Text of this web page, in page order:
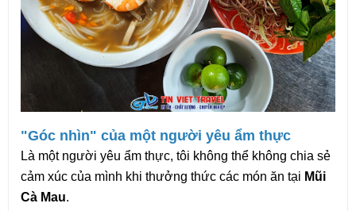
"Góc nhìn" của một người yêu ẩm thực
Là một người yêu ẩm thực, tôi không thể không chia sẻ
cảm xúc của mình khi thưởng thức các món ăn tại Mũi
Cà Mau.